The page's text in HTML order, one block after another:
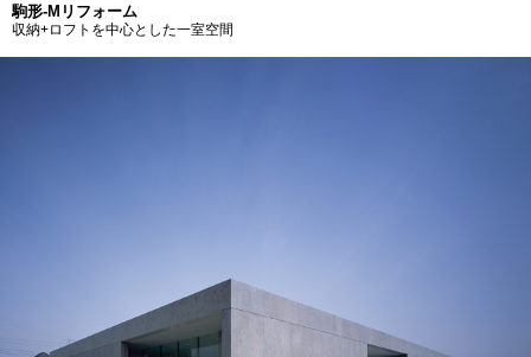
駒形-Mリフォーム
収納+ロフトを中心とした一室空間